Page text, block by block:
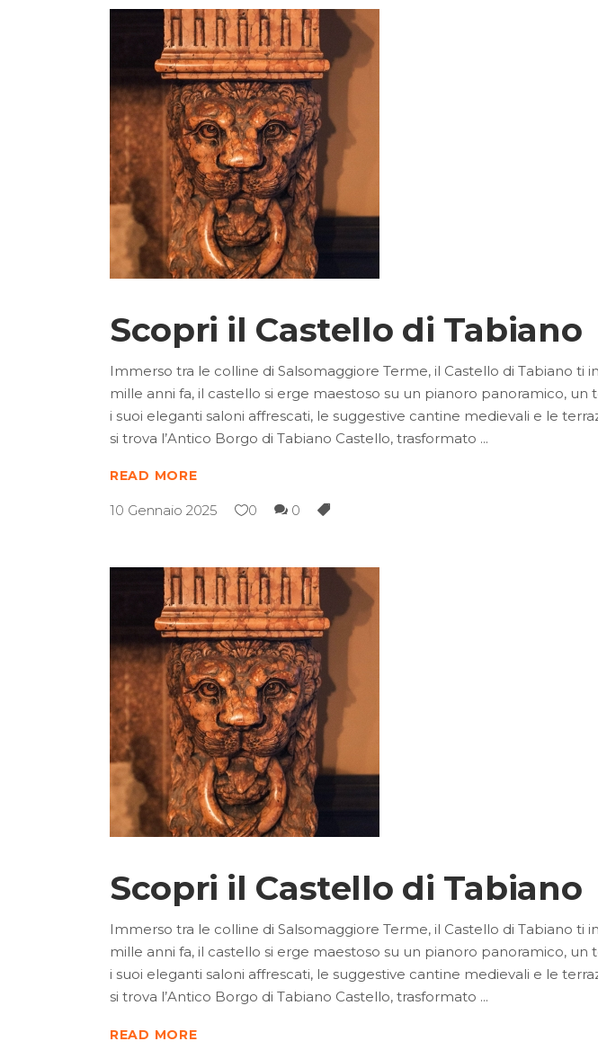
Scopri il Castello di Tabiano
Immerso tra le colline di Salsomaggiore Terme, il Castello di Tabiano ti
mille anni fa, il castello si erge maestoso su un pianoro panoramico,
i suoi eleganti saloni affrescati, le suggestive cantine medievali e le
si trova l’Antico Borgo di Tabiano Castello, trasformato
READ MORE
10 Gennaio 2025 0 0
Scopri il Castello di Tabiano
Immerso tra le colline di Salsomaggiore Terme, il Castello di Tabiano ti
mille anni fa, il castello si erge maestoso su un pianoro panoramico,
i suoi eleganti saloni affrescati, le suggestive cantine medievali e le
si trova l’Antico Borgo di Tabiano Castello, trasformato
READ MORE